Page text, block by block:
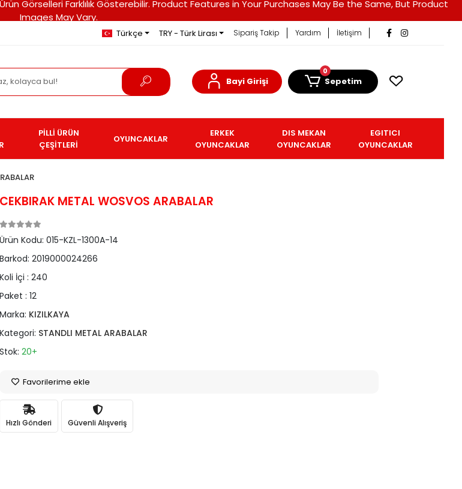
Ürün Görselleri Farklılık Gösterebilir. Product Features in Your Purchases May Be the Same, But Product
Images May Vary.
Türkçe TRY - Türk Lirası Sipariş Takip Yardım İletişim
Bayi Girişi
0
Sepetim
PİLLİ ÜRÜN
ÇEŞİTLERİ
OYUNCAKLAR
ERKEK
OYUNCAKLAR
DIS MEKAN
OYUNCAKLAR
EGITICI
OYUNCAKLAR
CEKBIRAK METAL WOSVOS ARABALAR
Ürün Kodu:015-KZL-1300A-14
Barkod:2019000024266
Koli İçi :240
Paket :12
Marka: KIZILKAYA
Kategori: STANDLI METAL ARABALAR
Stok:20+
Favorilerime ekle
Hızlı Gönderi Güvenli Alışveriş